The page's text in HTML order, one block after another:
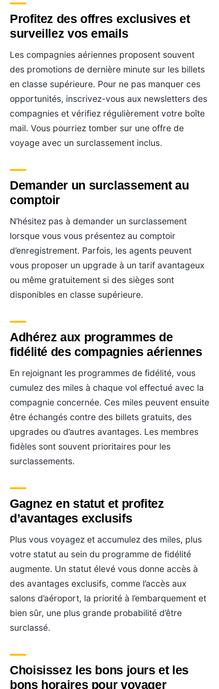
Profitez des offres exclusives et
surveillez vos emails
Les compagnies aériennes proposent souvent
des promotions de dernière minute sur les billets
en classe supérieure. Pour ne pas manquer ces
opportunités, inscrivez-vous aux newsletters des
compagnies et vérifiez régulièrement votre boîte
mail. Vous pourriez tomber sur une offre de
voyage avec un surclassement inclus.
Demander un surclassement au
comptoir
N’hésitez pas à demander un surclassement
lorsque vous vous présentez au comptoir
d’enregistrement. Parfois, les agents peuvent
vous proposer un upgrade à un tarif avantageux
ou même gratuitement si des sièges sont
disponibles en classe supérieure.
Adhérez aux programmes de
fidélité des compagnies aériennes
En rejoignant les programmes de fidélité, vous
cumulez des miles à chaque vol effectué avec la
compagnie concernée. Ces miles peuvent ensuite
être échangés contre des billets gratuits, des
upgrades ou d’autres avantages. Les membres
fidèles sont souvent prioritaires pour les
surclassements.
Gagnez en statut et profitez
d’avantages exclusifs
Plus vous voyagez et accumulez des miles, plus
votre statut au sein du programme de fidélité
augmente. Un statut élevé vous donne accès à
des avantages exclusifs, comme l’accès aux
salons d’aéroport, la priorité à l’embarquement et
bien sûr, une plus grande probabilité d’être
surclassé.
Choisissez les bons jours et les
bons horaires pour voyager